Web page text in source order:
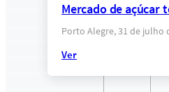
Mercado de
Porto Alegre, 31 de
Ver